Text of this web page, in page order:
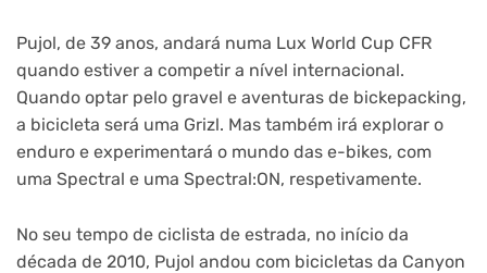
Pujol, de 39 anos, andará numa Lux World Cup CFR
quando estiver a competir a nível internacional.
Quando optar pelo gravel e aventuras de bickepacking,
a bicicleta será uma Grizl. Mas também irá explorar o
enduro e experimentará o mundo das e-bikes, com
uma Spectral e uma Spectral:ON, respetivamente.
No seu tempo de ciclista de estrada, no início da
década de 2010, Pujol andou com bicicletas da Canyon